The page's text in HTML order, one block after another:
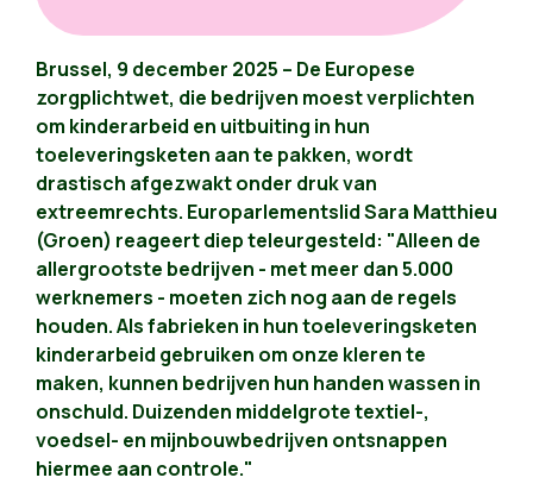
Brussel, 9 december 2025 – De Europese
zorgplichtwet, die bedrijven moest verplichten
om kinderarbeid en uitbuiting in hun
toeleveringsketen aan te pakken, wordt
drastisch afgezwakt onder druk van
extreemrechts. Europarlementslid Sara Matthieu
(Groen) reageert diep teleurgesteld: "Alleen de
allergrootste bedrijven - met meer dan 5.000
werknemers - moeten zich nog aan de regels
houden. Als fabrieken in hun toeleveringsketen
kinderarbeid gebruiken om onze kleren te
maken, kunnen bedrijven hun handen wassen in
onschuld. Duizenden middelgrote textiel-,
voedsel- en mijnbouwbedrijven ontsnappen
hiermee aan controle."